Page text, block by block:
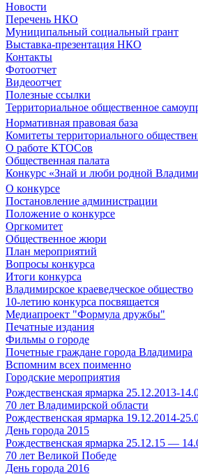
Новости
Перечень НКО
Муниципальный социальный грант
Выставка-презентация НКО
Контакты
Фотоотчет
Видеоотчет
Полезные ссылки
Территориальное общественное
Нормативная правовая база
Комитеты территориального
О работе КТОСов
Общественная палата
Конкурс «Знай и люби родной
О конкурсе
Постановление администрации
Положение о конкурсе
Оргкомитет
Общественное жюри
План мероприятий
Вопросы конкурса
Итоги конкурса
Владимирское краеведческое общество
10-летию конкурса посвящается
Медиапроект "Формула дружбы"
Печатные издания
Фильмы о городе
Почетные граждане города Владимира
Вспомним всех поименно
Городские мероприятия
Рождественская ярмарка 25.12.2013-
70 лет Владимирской области
Рождественская ярмарка 19.12.2014-
День города 2015
Рождественская ярмарка 25.12.15 —
70 лет Великой Победе
День города 2016